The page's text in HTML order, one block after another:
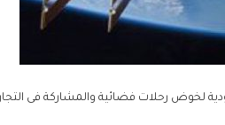
لخوض رحلات فضائية والمشاركة فى